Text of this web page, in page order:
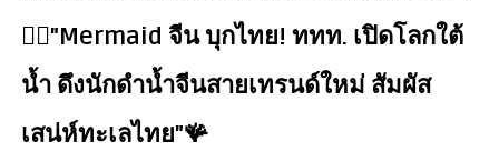
🧜‍♀️"Mermaid จีน บุกไทย! ททท. เปิดโลกใต้
น้ำ ดึงนักดำน้ำจีนสายเทรนด์ใหม่ สัมผัส
เสน่ห์ทะเลไทย"🪸